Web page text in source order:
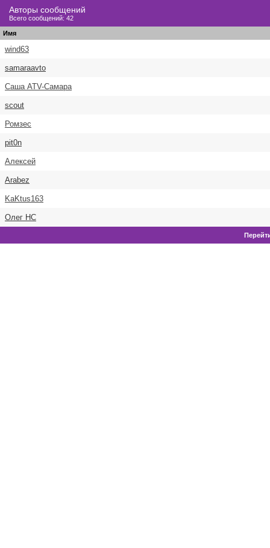
Авторы сообщений
Всего сообщений: 42
Имя
wind63
samaraavto
Саша ATV-Самара
scout
Ромзес
pit0n
Алексей
Arabez
KaKtus163
Олег НС